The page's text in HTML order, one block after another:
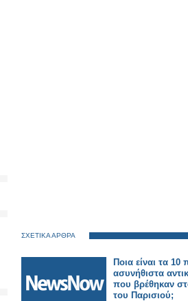
ΣΧΕΤΙΚΑ ΑΡΘΡΑ
Ποια είναι τα 10
ασυνήθιστα
που βρέθηκαν
του Παρισιού;